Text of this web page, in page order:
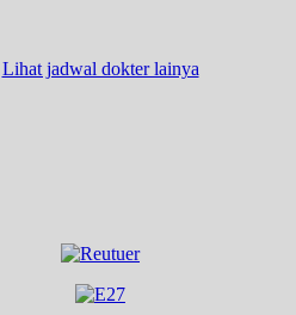
Lihat jadwal dokter lainya